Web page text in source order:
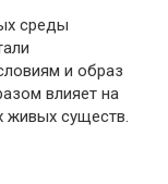
среды
и образ
влияет на
живых существ.